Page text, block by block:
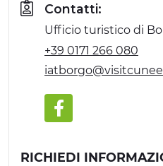
Contatti:
Ufficio turistico di
+39 0171 266 080
RICHIEDI